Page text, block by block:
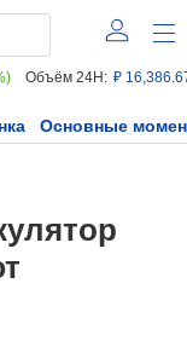
Объём 24H: ₽
Основные